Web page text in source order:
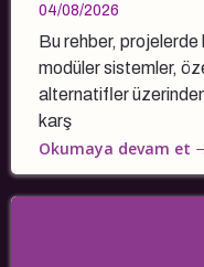
04/08/2026
Bu rehber, projelerde
modüler sistemler,
alternatifler
karş
Okumaya devam et